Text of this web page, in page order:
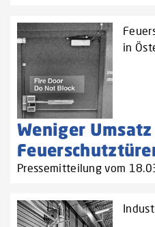
in
Weniger
Pressemitteilung vom